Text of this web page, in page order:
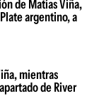
de Matías Viña,
argentino, a
mientras
de River